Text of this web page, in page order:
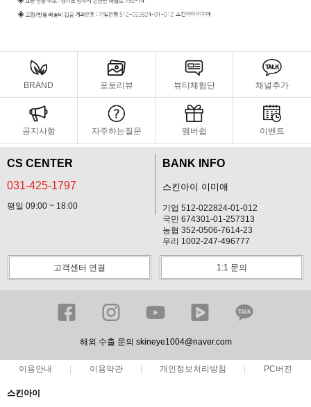
BRAND 포토리뷰 뷰티체험단 채널추가
공지사항 자주하는질문 멤버쉽 이벤트
CS CENTER
031-425-1797
평일 09:00 ~ 18:00
BANK INFO
스킨아이 이미애
기업 512-022824-01-012
국민 674301-01-257313
농협 352-0506-7614-23
우리 1002-247-496777
고객센터 연결 1:1 문의
해외 수출 문의 skineye1004@naver.com
이용안내 이용약관 개인정보처리방침 PC버전
스킨아이